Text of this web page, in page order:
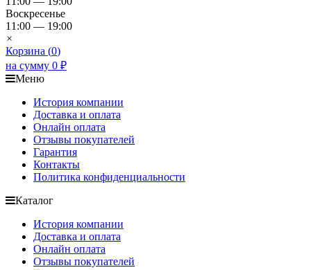
Воскресенье
11:00 — 19:00
×
Корзина (0)
на сумму 0 ₽
Меню
История компании
Доставка и оплата
Онлайн оплата
Отзывы покупателей
Гарантия
Контакты
Политика конфиденциальности
Каталог
История компании
Доставка и оплата
Онлайн оплата
Отзывы покупателей